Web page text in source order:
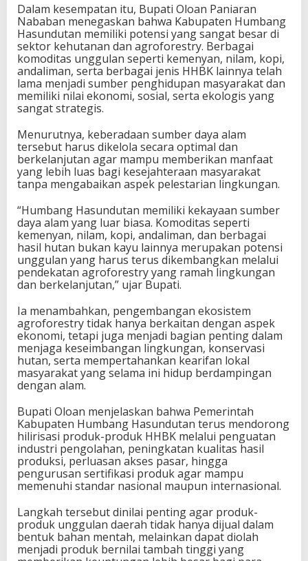
Dalam kesempatan itu, Bupati Oloan Paniaran
Nababan menegaskan bahwa Kabupaten Humbang
Hasundutan memiliki potensi yang sangat besar di
sektor kehutanan dan agroforestry. Berbagai
komoditas unggulan seperti kemenyan, nilam, kopi,
andaliman, serta berbagai jenis HHBK lainnya telah
lama menjadi sumber penghidupan masyarakat dan
memiliki nilai ekonomi, sosial, serta ekologis yang
sangat strategis.
Menurutnya, keberadaan sumber daya alam
tersebut harus dikelola secara optimal dan
berkelanjutan agar mampu memberikan manfaat
yang lebih luas bagi kesejahteraan masyarakat
tanpa mengabaikan aspek pelestarian lingkungan.
“Humbang Hasundutan memiliki kekayaan sumber
daya alam yang luar biasa. Komoditas seperti
kemenyan, nilam, kopi, andaliman, dan berbagai
hasil hutan bukan kayu lainnya merupakan potensi
unggulan yang harus terus dikembangkan melalui
pendekatan agroforestry yang ramah lingkungan
dan berkelanjutan,” ujar Bupati.
Ia menambahkan, pengembangan ekosistem
agroforestry tidak hanya berkaitan dengan aspek
ekonomi, tetapi juga menjadi bagian penting dalam
menjaga keseimbangan lingkungan, konservasi
hutan, serta mempertahankan kearifan lokal
masyarakat yang selama ini hidup berdampingan
dengan alam.
Bupati Oloan menjelaskan bahwa Pemerintah
Kabupaten Humbang Hasundutan terus mendorong
hilirisasi produk-produk HHBK melalui penguatan
industri pengolahan, peningkatan kualitas hasil
produksi, perluasan akses pasar, hingga
pengurusan sertifikasi produk agar mampu
memenuhi standar nasional maupun internasional.
Langkah tersebut dinilai penting agar produk-
produk unggulan daerah tidak hanya dijual dalam
bentuk bahan mentah, melainkan dapat diolah
menjadi produk bernilai tambah tinggi yang